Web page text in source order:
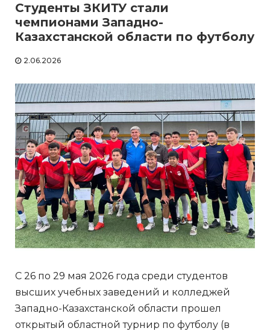
Студенты ЗКИТУ стали
чемпионами Западно-
Казахстанской области по футболу
2.06.2026
С 26 по 29 мая 2026 года среди студентов
высших учебных заведений и колледжей
Западно-Казахстанской области прошел
открытый областной турнир по футболу (в